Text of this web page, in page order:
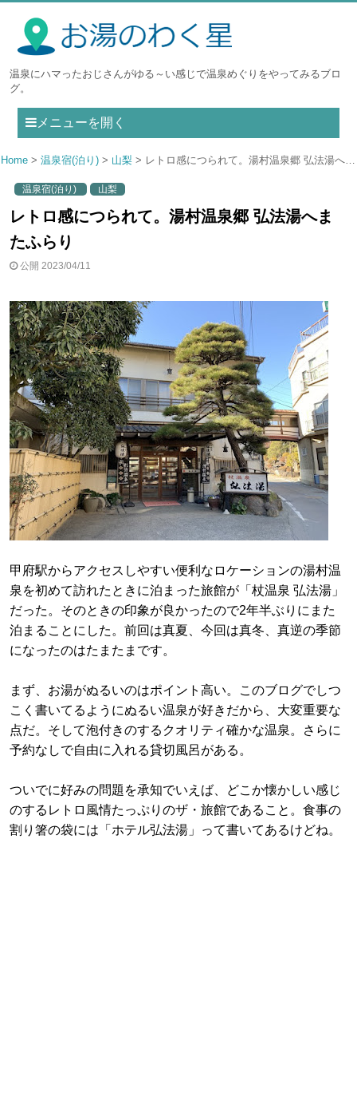
温泉にハマったおじさんがゆる～い感じで温泉めぐりをやってみるブロ
グ。
メニューを開く
Home 温泉宿(泊り) 山梨 レトロ感につられて。湯村温泉郷 弘法湯へまたふらり
温泉宿(泊り) 山梨
レトロ感につられて。湯村温泉郷 弘法湯へま
たふらり
公開 2023/04/11
甲府駅からアクセスしやすい便利なロケーションの湯村温
泉を初めて訪れたときに泊まった旅館が「杖温泉 弘法湯」
だった。そのときの印象が良かったので2年半ぶりにまた
泊まることにした。前回は真夏、今回は真冬、真逆の季節
になったのはたまたまです。
まず、お湯がぬるいのはポイント高い。このブログでしつ
こく書いてるようにぬるい温泉が好きだから、大変重要な
点だ。そして泡付きのするクオリティ確かな温泉。さらに
予約なしで自由に入れる貸切風呂がある。
ついでに好みの問題を承知でいえば、どこか懐かしい感じ
のするレトロ風情たっぷりのザ・旅館であること。食事の
割り箸の袋には「ホテル弘法湯」って書いてあるけどね。